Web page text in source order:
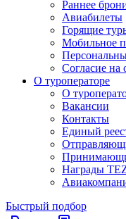
Раннее
Авиабилеты
Горящие
Мобильное
Согласие на
О туроператоре
О
Вакансии
Контакты
Единый
Награды
Быстрый подбор